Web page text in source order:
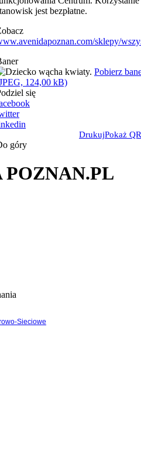
jest bezpłatne.
sklepy/
Pobierz
124,00 kB)
się
DrukujPokaż
góry
Sieciowe